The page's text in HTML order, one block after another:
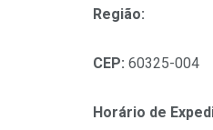
Região:
CEP: 60325-004
Horário de